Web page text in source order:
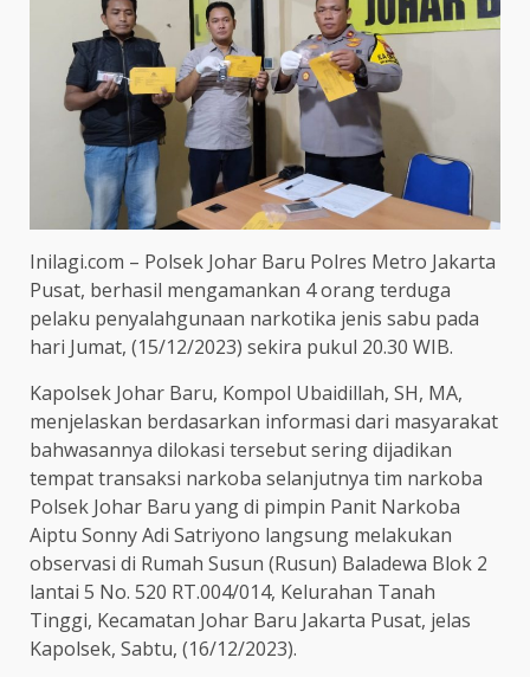
Inilagi.com – Polsek Johar Baru Polres Metro Jakarta
Pusat, berhasil mengamankan 4 orang terduga
pelaku penyalahgunaan narkotika jenis sabu pada
hari Jumat, (15/12/2023) sekira pukul 20.30 WIB.
Kapolsek Johar Baru, Kompol Ubaidillah, SH, MA,
menjelaskan berdasarkan informasi dari masyarakat
bahwasannya dilokasi tersebut sering dijadikan
tempat transaksi narkoba selanjutnya tim narkoba
Polsek Johar Baru yang di pimpin Panit Narkoba
Aiptu Sonny Adi Satriyono langsung melakukan
observasi di Rumah Susun (Rusun) Baladewa Blok 2
lantai 5 No. 520 RT.004/014, Kelurahan Tanah
Tinggi, Kecamatan Johar Baru Jakarta Pusat, jelas
Kapolsek, Sabtu, (16/12/2023).